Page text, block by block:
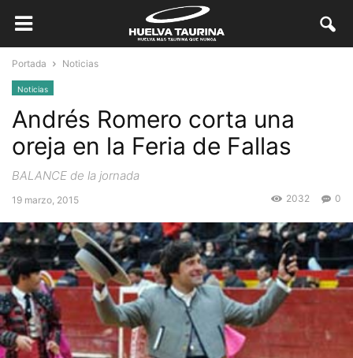
Portada Noticias
Noticias
Andrés Romero corta una
oreja en la Feria de Fallas
BALANCE de la jornada
19 marzo, 2015 0
2032